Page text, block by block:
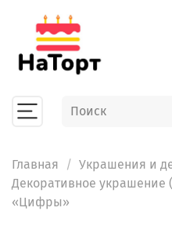
Главная
Украшения и
Декоративное украшение
«Цифры»